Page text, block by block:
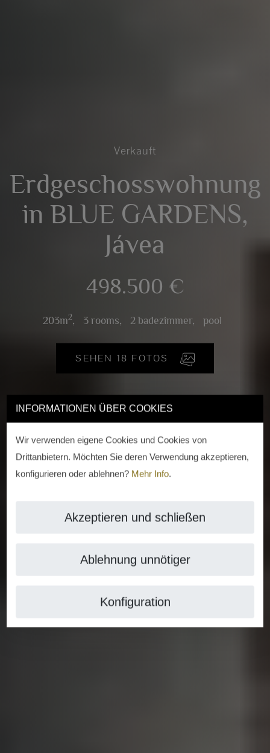
INFORMATIONEN ÜBER COOKIES
Wir verwenden eigene Cookies und Cookies von
Drittanbietern. Möchten Sie deren Verwendung akzeptieren,
konfigurieren oder ablehnen? Mehr Info.
Akzeptieren und schließen
Ablehnung unnötiger
Konfiguration
Verkauft
Erdgeschosswohnung
in BLUE GARDENS,
Jávea
498.500 €
203m2, 3 rooms, 2 badezimmer, pool
SEHEN 18 FOTOS